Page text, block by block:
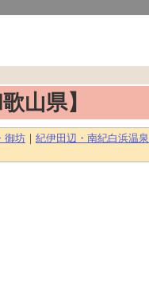
山県】
御坊 ｜ 紀伊田辺・南紀白浜温